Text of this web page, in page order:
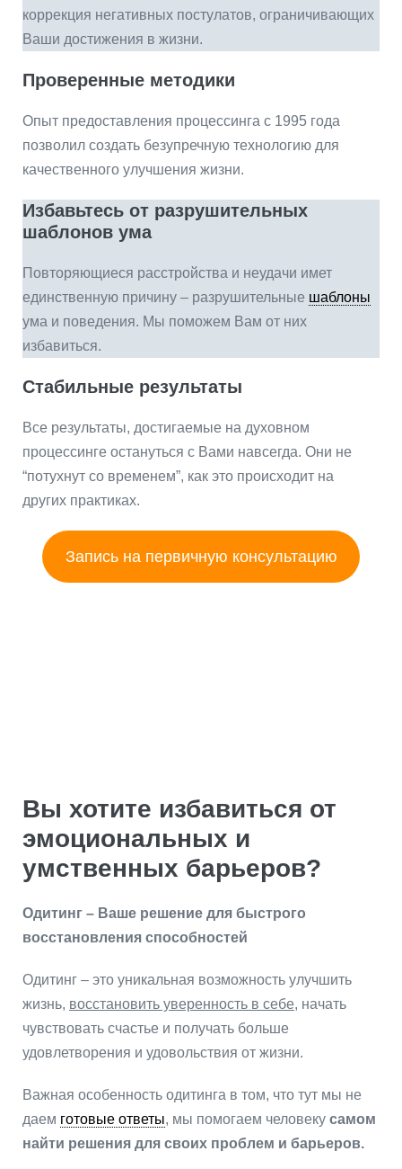
коррекция негативных постулатов, ограничивающих
Ваши достижения в жизни.
Проверенные методики
Опыт предоставления процессинга с 1995 года
позволил создать безупречную технологию для
качественного улучшения жизни.
Избавьтесь от разрушительных
шаблонов ума
Повторяющиеся расстройства и неудачи имет
единственную причину – разрушительные шаблоны
ума и поведения. Мы поможем Вам от них
избавиться.
Стабильные результаты
Все результаты, достигаемые на духовном
процессинге остануться с Вами навсегда. Они не
“потухнут со временем”, как это происходит на
других практиках.
Запись на первичную консультацию
Вы хотите избавиться от
эмоциональных и
умственных барьеров?
Одитинг – Ваше решение для быстрого
восстановления способностей
Одитинг – это уникальная возможность улучшить
жизнь, восстановить уверенность в себе, начать
чувствовать счастье и получать больше
удовлетворения и удовольствия от жизни.
Важная особенность одитинга в том, что тут мы не
даем готовые ответы, мы помогаем человеку самом
найти решения для своих проблем и барьеров.